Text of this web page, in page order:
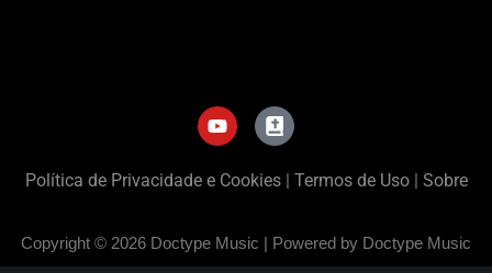
Política de Privacidade e Cookies| Termos de Uso| Sobre
Copyright © 2026 Doctype Music | Powered by Doctype Music